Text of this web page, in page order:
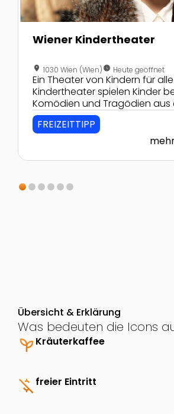
Wiener Kindertheater
location_on 1030 Wien (Wien)nest_clock_farsight_analog Heute geöffnet
Ein Theater von Kindern für
Kindertheater spielen Kinder
Komödien und Tragödien aus
klassischen Weltliteratur.
FREIZEITTIPP
Übersicht & Erklärung
Was bedeuten die Icons
psychiatryKräuterkaffee
money_off freier Eintritt